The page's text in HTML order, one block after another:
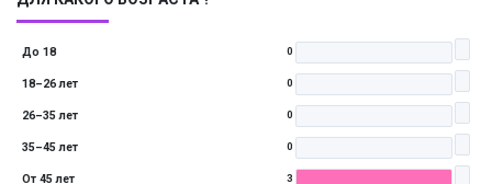
До 18 0
18–26 лет 0
26–35 лет 0
35–45 лет 0
От 45 лет 3